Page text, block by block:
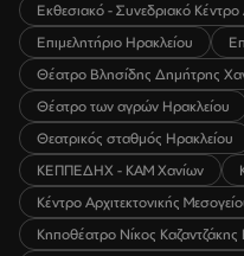
Εκθεσιακό - Συνεδριακό
Επιμελητήριο Ηρακλείου
Θέατρο Βλησίδης Δημήτρης
Θέατρο των αγρών Ηρακλείου
Θεατρικός σταθμός Ηρακλείου
ΚΕΠΠΕΔΗΧ - ΚΑΜ Χανίων
Κέντρο Αρχιτεκτονικής
Κηποθέατρο Νίκος Καζαντζάκης